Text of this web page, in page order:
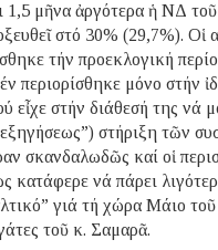
1,5 μῆνα ἀργότερα ἡ ΝΔ
στό 30% (29,7%). Οἱ
τήν προεκλογική
περιορίσθηκε μόνο στήν
εἶχε στήν διάθεσή της νά
στήριξη τῶν
σκανδαλωδῶς καί οἱ
κατάφερε νά πάρει
γιά τή χώρα Μάιο
τοῦ κ. Σαμαρᾶ.